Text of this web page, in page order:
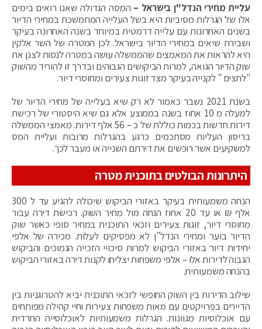
עליית מחירי הנדל"ן בישראל – המסה הגדולה שאנו רואים בימים
אלו של הגרלות מסיביות היא בשל העלייה המתמשכת במחירי הדיור
בשנים האחרונות עם עלייה דרמטית במיוחד בשנה האחרונה בעיקר
ושבירת שיאים במחירי הדיור בישראל. לכן המטרה של השר אלקין
היא להראות את המאמצים שהממשלה עושה במטרה לנסות לצנן את
שוק הדיור הגואה, למרות הביקושים הגבוהים ובדרך זו להוריד מהשוק
"לחצים " לקנייה בעיקר מצד זוגות צעירים ומחוסרי דיור.
בשנת 2021 נשבר כאמור לא רק שיא בעלייה של מחירי הדיור של
למעלה מ 10 אחוז בשנה בממוצע אלא גם שיא היסטורי של רכישת
דירות חדשות בכמות כוללת של כ – 56 אלף דירות. מאמצי הממשלה
בריסון העליות מסתכמים כרגע בהגרלות מרובות ועליית המס
למשקיעים אשר רוכשים את דירתם השנייה או מעבר לכך.
היתרונות הבולטים בתוכנית מטרה
הנחה משמעותית בעיקר באזורי הביקוש שיכולה להגיע עד ל 300
אלף ₪ או עד 20 אחוז הנחה מול מחיר השוק. רכישת דירה עבור
מחוסרי דיור, זוגות צעירים וזכאי התוכנית במחיר סופי כאשר שוק
הדיור בוער ומחירי הנדל"ן לא מפסיקים לעלות. מכירה של אלפי
יחידות דיור באזורי הביקוש למרות סיכויי הזכייה הנמוכים והביקוש
הגבוה לדירות אלו – אלפי משפחות יצליחו לקנות דירה באזורי הביקוש
בהנחה משמעותית.
שילוב הדירות בין השוק החופשי לזכאי התוכנית יביא להטרוגניות בין
הדיירים בפרויקטים עם מאות משפחות צעירות וחיי קהילה מפותחים
עם אוכלוסיות מגוונות. הגרלות משמעותיות לאוכלוסייה החרדית